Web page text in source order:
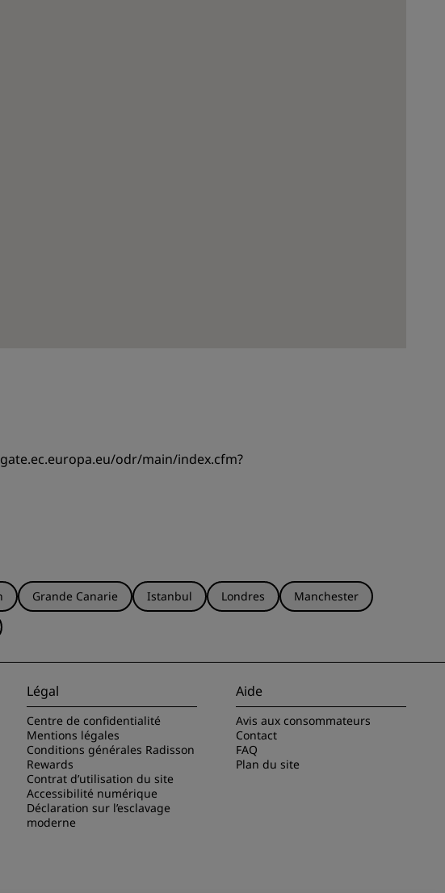
odr/main/index.cfm?
Grande Canarie Istanbul Londres
Manchester
Légal
Centre de confidentialité
Mentions légales
Conditions générales Radisson
Rewards
Contrat d’utilisation du site
Accessibilité numérique
Déclaration sur l’esclavage
moderne
Aide
Avis aux consommateurs
Contact
FAQ
Plan du site